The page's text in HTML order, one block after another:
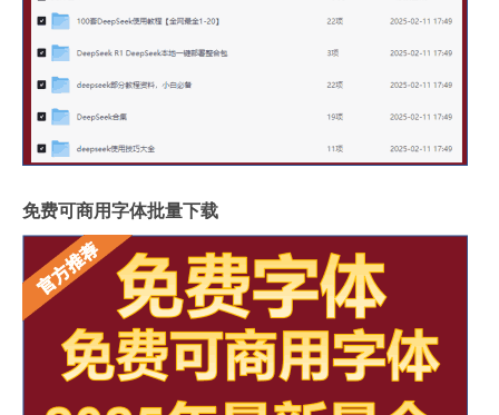
免费可商用字体批量下载